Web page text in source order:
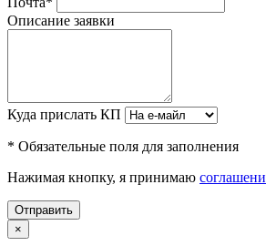
Описание заявки
Куда прислать КП
* Обязательные поля для заполнения
Нажимая кнопку, я принимаю
Отправить
×